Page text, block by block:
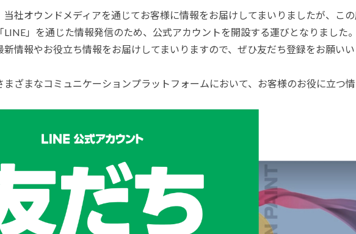
製品特集
グランセラシリーズ
パーフェクトシ
SUSTAINA SYSTEM
グリーンループ
ご利用にあたって 個人情報の取扱
当社オウンドメディアを通じてお客様に情報をお届けしてまいりましたが、こ
LINE」を通じた情報発信のため、公式アカウントを開設する運びとなりました
新情報やお役立ち情報をお届けしてまいりますので、ぜひ友だち登録をお願い
まざまなコミュニケーションプラットフォームにおいて、お客様のお役に立つ